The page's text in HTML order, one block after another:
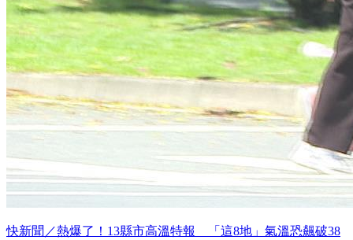
快新聞／熱爆了！13縣市高溫特報 「這8地」氣溫恐飆破38